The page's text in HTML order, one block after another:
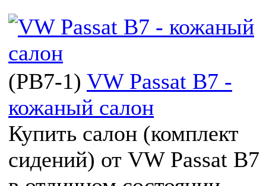
(PB7-1) VW Passat B7 -
кожаный салон
Купить салон (комплект
сидений) от VW Passat B7